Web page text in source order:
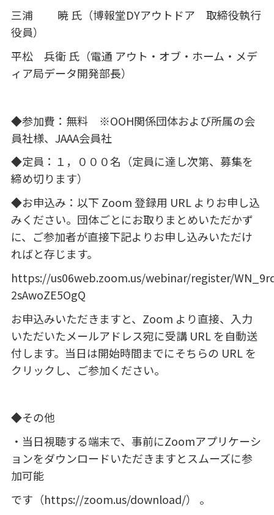
三浦 暁 氏（博報堂DYアウトドア 取締役執行
役員）
平松 兵衛 氏（電通 アウト・オブ・ホーム・メデ
ィア局データ開発部長）
◆参加費：無料 ※OOH関係団体および所属の会
員社様、JAAA会員社
◆定員：１，０００名（定員に達し次第、募集を
締め切ります）
◆お申込み：以下 Zoom登録用 URL よりお申し込
みください。団体ごとにお取りまとめいただかず
に、ご参加者が直接下記よりお申し込みいただけ
ればと存じます。
https://us06web.zoom.us/webinar/register/
2sAwoZE5OgQ
お申込みいただきますと、 Zoom より直接、入力
いただいたメールアドレス宛に受講URLを自動送
付します。当日は開始時間までにそちらの URLを
クリックし、ご参加ください。
◆その他
・当日視聴する端末で、事前にZoomアプリケーシ
ョンをダウンロードいただきますとスムーズに参
加可能
です（https://zoom.us/download/） 。